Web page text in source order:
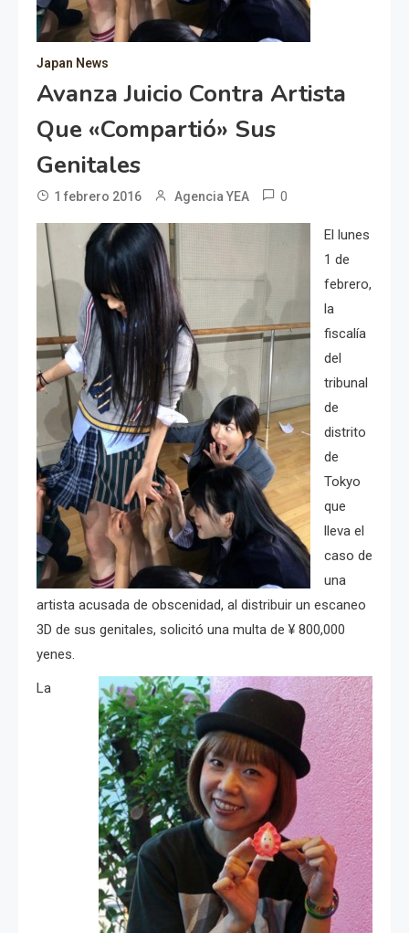
Japan News
Avanza Juicio Contra Artista
Que «compartió» Sus
Genitales
1 febrero 2016 Agencia YEA 0
El lunes
1 de
febrero,
la
fiscalía
del
tribunal
de
distrito
de
Tokyo
que
lleva el
caso de
una
artista acusada de obscenidad, al distribuir un escaneo
3D de sus genitales, solicitó una multa de ¥ 800,000
yenes.
La